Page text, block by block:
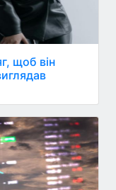
щоб він